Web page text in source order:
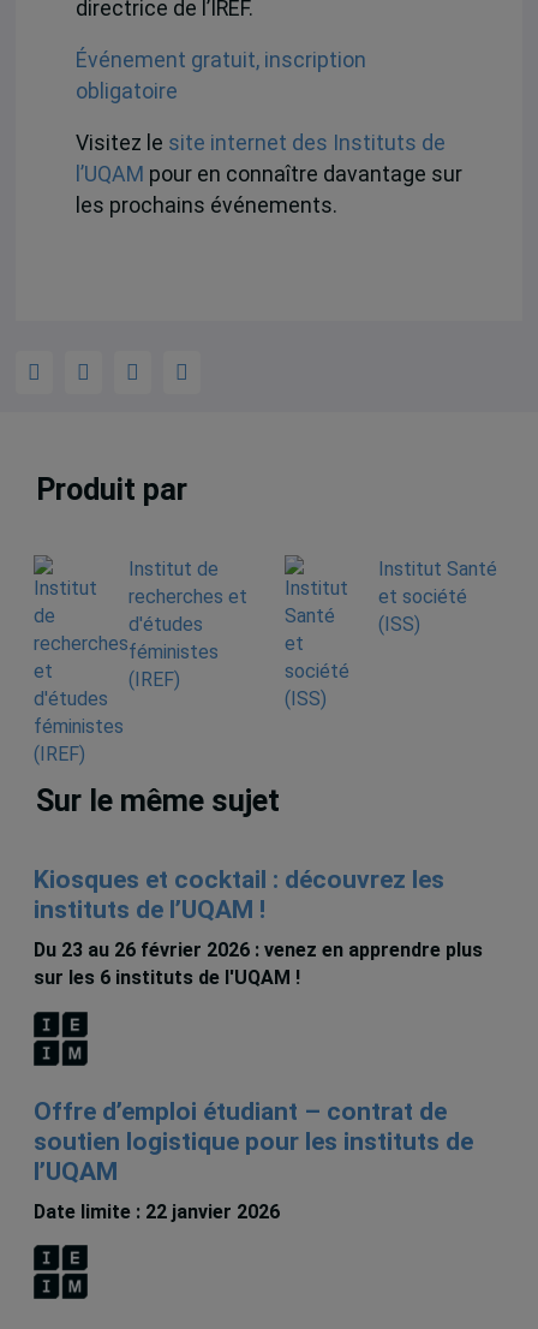
directrice de l’IREF.
Événement gratuit, inscription
obligatoire
Visitez le site internet des Instituts de
l’UQAM pour en connaître davantage sur
les prochains événements.
Produit par
Institut de
recherches et
d'études
féministes
(IREF)
Institut Santé
et société
(ISS)
Sur le même sujet
Kiosques et cocktail : découvrez les
instituts de l’UQAM !
Du 23 au 26 février 2026 : venez en apprendre plus
sur les 6 instituts de l'UQAM !
Offre d’emploi étudiant – contrat de
soutien logistique pour les instituts de
l’UQAM
Date limite : 22 janvier 2026